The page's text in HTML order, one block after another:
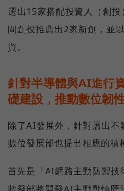
選出15家搭配投資人（創
間創投推薦出2家新創，並
資。
針對半導體與AI進行
礎建設，推動數位韌
除了AI發展外，針對層出不
數位發展部也提出相應的積
首先是「AI網路主動防禦技
數發部將開發AI主動戰情匯